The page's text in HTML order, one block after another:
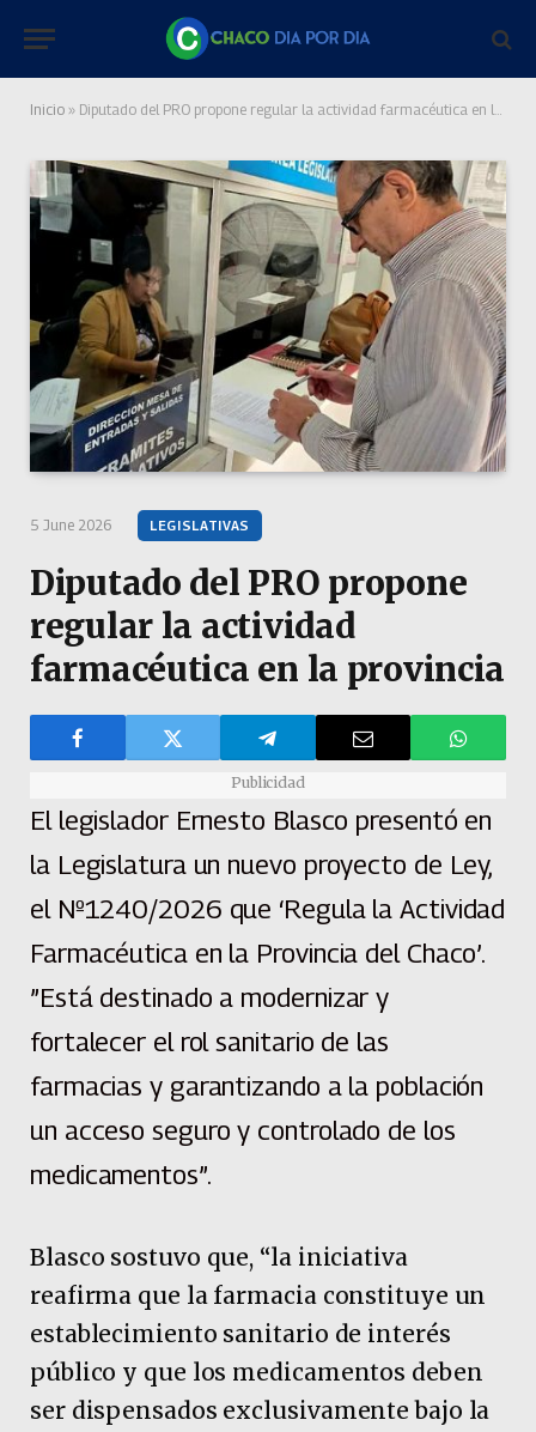
Inicio » Diputado del PRO propone regular la actividad farmacéutica en la provincia
5 June 2026 LEGISLATIVAS
Diputado del PRO propone
regular la actividad
farmacéutica en la provincia
Publicidad
El legislador Ernesto Blasco presentó en
la Legislatura un nuevo proyecto de Ley,
el Nº1240/2026 que ‘Regula la Actividad
Farmacéutica en la Provincia del Chaco’.
”Está destinado a modernizar y
fortalecer el rol sanitario de las
farmacias y garantizando a la población
un acceso seguro y controlado de los
medicamentos”.
Blasco sostuvo que, “la iniciativa
reafirma que la farmacia constituye un
establecimiento sanitario de interés
público y que los medicamentos deben
ser dispensados exclusivamente bajo la